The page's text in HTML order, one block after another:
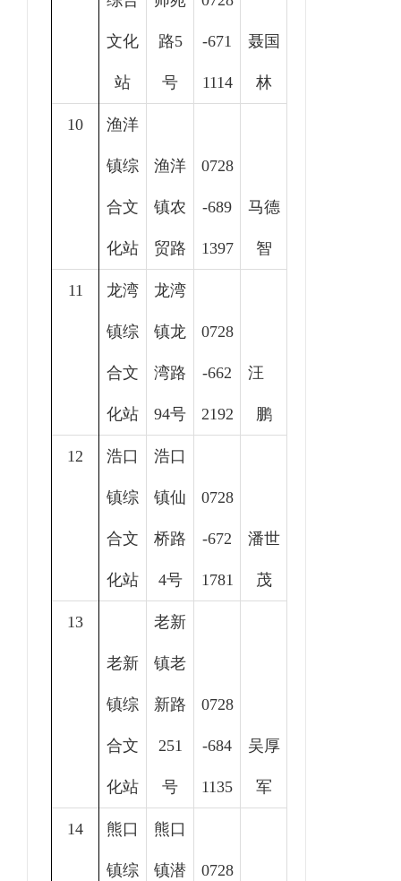
文化
站
路5
号
-671
1114
聂国
林
10 渔洋
镇综
合文
化站
渔洋
镇农
贸路
0728
-689
1397
马德
智
11 龙湾
镇综
合文
化站
龙湾
镇龙
湾路
94号
0728
-662
2192
汪
鹏
12 浩口
镇综
合文
化站
浩口
镇仙
桥路
4号
0728
-672
1781
潘世
茂
13
老新
镇综
合文
化站
老新
镇老
新路
251
号
0728
-684
1135
吴厚
军
14 熊口
镇综
熊口
镇潜 0728